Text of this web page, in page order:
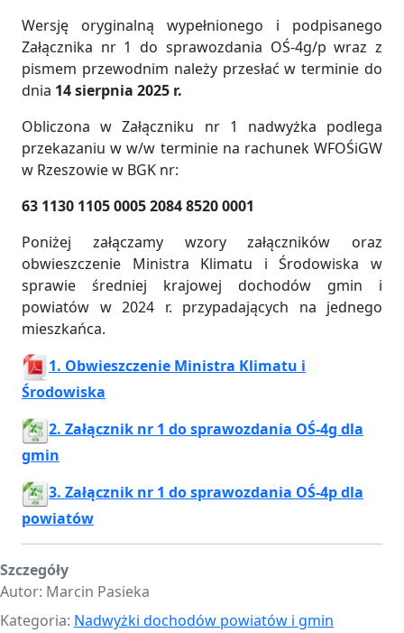
Wersję oryginalną wypełnionego i podpisanego
Załącznika nr 1 do sprawozdania OŚ-4g/p wraz z
pismem przewodnim należy przesłać w terminie do
dnia 14 sierpnia 2025 r.
Obliczona w Załączniku nr 1 nadwyżka podlega
przekazaniu w w/w terminie na rachunek WFOŚiGW
w Rzeszowie w BGK nr:
63 1130 1105 0005 2084 8520 0001
Poniżej załączamy wzory załączników oraz
obwieszczenie Ministra Klimatu i Środowiska w
sprawie średniej krajowej dochodów gmin i
powiatów w 2024 r. przypadających na jednego
mieszkańca.
1. Obwieszczenie Ministra Klimatu i
Środowiska
2. Załącznik nr 1 do sprawozdania OŚ-4g dla
gmin
3. Załącznik nr 1 do sprawozdania OŚ-4p dla
powiatów
Szczegóły
Autor: Marcin Pasieka
Kategoria: Nadwyżki dochodów powiatów i gmin